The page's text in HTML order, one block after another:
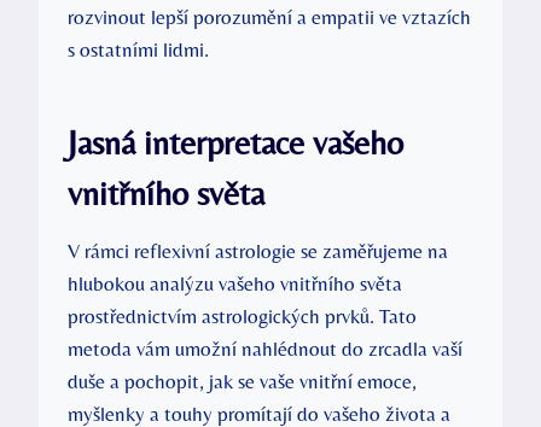
rozvinout lepší porozumění a empatii ve vztazích
s ​ostatními lidmi.
Jasná interpretace ⁤vašeho
vnitřního světa
V⁤ rámci reflexivní astrologie se zaměřujeme na
hlubokou analýzu vašeho vnitřního světa
prostřednictvím astrologických prvků.‌ Tato
metoda vám umožní nahlédnout do ‌zrcadla vaší
⁣duše⁣ a⁤ pochopit, jak se vaše vnitřní emoce,
myšlenky a ⁤touhy promítají ⁣do vašeho ⁢života a